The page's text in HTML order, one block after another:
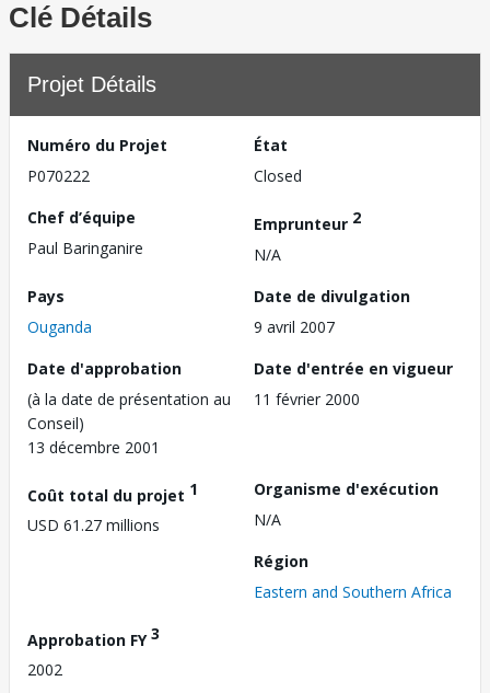
Clé Détails
Projet Détails
Numéro du Projet
P070222
État
Closed
Chef d’équipe
Paul Baringanire
Emprunteur 2
N/A
Pays
Ouganda
Date de divulgation
9 avril 2007
Date d'approbation
(à la date de présentation au
Conseil)
13 décembre 2001
Date d'entrée en vigueur
11 février 2000
Coût total du projet 1
USD 61.27 millions
Organisme d'exécution
N/A
Région
Eastern and Southern Africa
Approbation FY3
2002